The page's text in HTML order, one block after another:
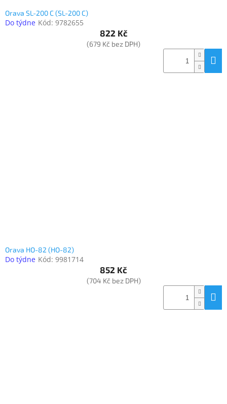
Orava SL-200 C (SL-200 C)
Do týdne Kód: 9782655
822 Kč
(679 Kč bez DPH)
Orava HO-82 (HO-82)
Do týdne Kód: 9981714
852 Kč
(704 Kč bez DPH)